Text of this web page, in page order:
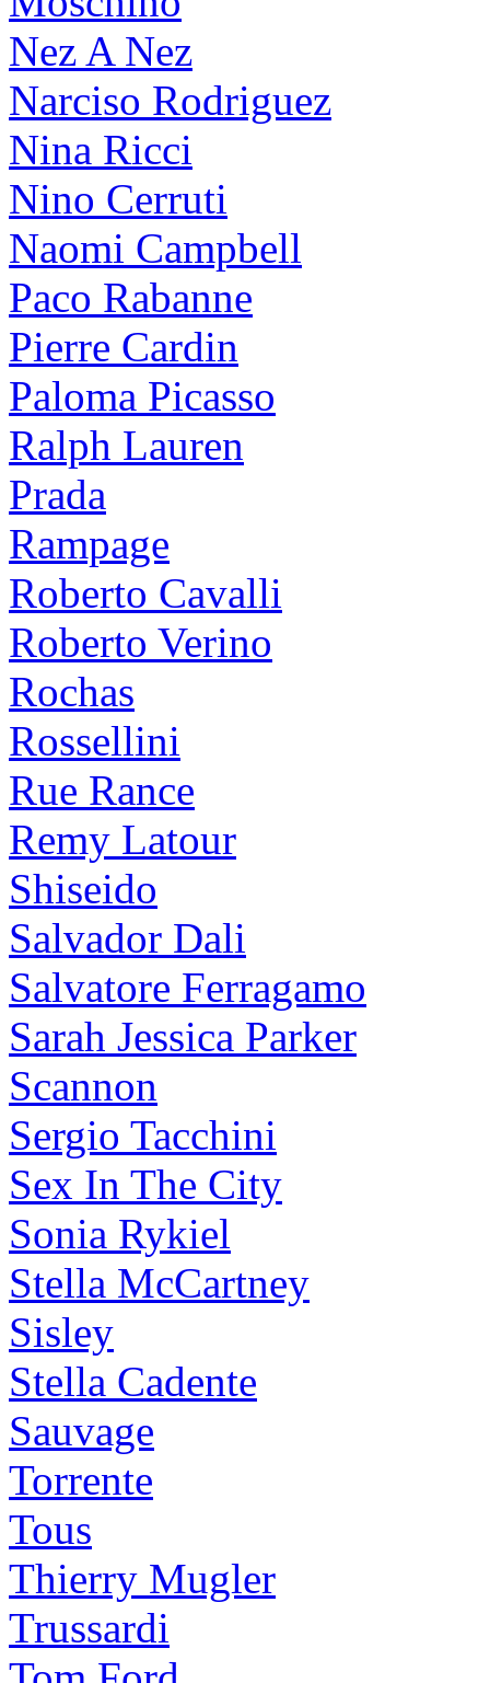
Nez A Nez
Narciso Rodriguez
Nina Ricci
Nino Cerruti
Naomi Campbell
Paco Rabanne
Pierre Cardin
Paloma Picasso
Ralph Lauren
Prada
Rampage
Roberto Cavalli
Roberto Verino
Rochas
Rossellini
Rue Rance
Remy Latour
Shiseido
Salvador Dali
Salvatore Ferragamo
Sarah Jessica Parker
Scannon
Sergio Tacchini
Sex In The City
Sonia Rykiel
Stella McCartney
Sisley
Stella Cadente
Sauvage
Torrente
Tous
Thierry Mugler
Trussardi